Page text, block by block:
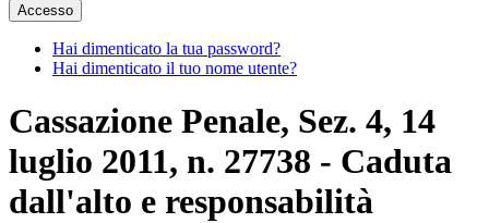
Accesso
Hai dimenticato la tua password?
Hai dimenticato il tuo nome utente?
Cassazione Penale, Sez. 4, 14
luglio 2011, n. 27738 - Caduta
dall'alto e responsabilità